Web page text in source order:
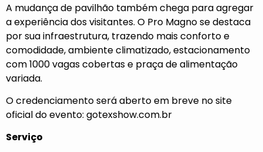
A mudança de pavilhão também chega para agregar
a experiência dos visitantes. O Pro Magno se destaca
por sua infraestrutura, trazendo mais conforto e
comodidade, ambiente climatizado, estacionamento
com 1000 vagas cobertas e praça de alimentação
variada.
O credenciamento será aberto em breve no site
oficial do evento: gotexshow.com.br
Serviço